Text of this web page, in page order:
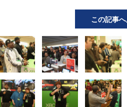
この記事